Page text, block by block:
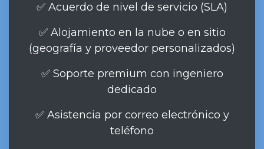
✅ Acuerdo de nivel de servicio (SLA)
✅ Alojamiento en la nube o en sitio
(geografía y proveedor personalizados)
✅ Soporte premium con ingeniero
dedicado
✅ Asistencia por correo electrónico y
teléfono